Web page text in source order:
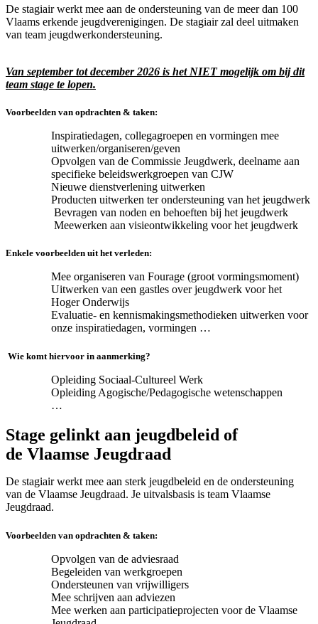
De stagiair werkt mee aan de ondersteuning van de meer dan 100
Vlaams erkende jeugdverenigingen. De stagiair zal deel uitmaken
van team jeugdwerkondersteuning.
Van september tot december 2026 is het NIET mogelijk om bij dit
team stage te lopen.
Voorbeelden van opdrachten & taken:
Inspiratiedagen, collegagroepen en vormingen mee
uitwerken/organiseren/geven
Opvolgen van de Commissie Jeugdwerk, deelname aan
specifieke beleidswerkgroepen van CJW
Nieuwe dienstverlening uitwerken
Producten uitwerken ter ondersteuning van het jeugdwerk
Bevragen van noden en behoeften bij het jeugdwerk
Meewerken aan visieontwikkeling voor het jeugdwerk
Enkele voorbeelden uit het verleden:
Mee organiseren van Fourage (groot vormingsmoment)
Uitwerken van een gastles over jeugdwerk voor het
Hoger Onderwijs
Evaluatie- en kennismakingsmethodieken uitwerken voor
onze inspiratiedagen, vormingen …
Wie komt hiervoor in aanmerking?
Opleiding Sociaal-Cultureel Werk
Opleiding Agogische/Pedagogische wetenschappen
…
Stage gelinkt aan jeugdbeleid of
de Vlaamse Jeugdraad
De stagiair werkt mee aan sterk jeugdbeleid en de ondersteuning
van de Vlaamse Jeugdraad. Je uitvalsbasis is team Vlaamse
Jeugdraad.
Voorbeelden van opdrachten & taken:
Opvolgen van de adviesraad
Begeleiden van werkgroepen
Ondersteunen van vrijwilligers
Mee schrijven aan adviezen
Mee werken aan participatieprojecten voor de Vlaamse